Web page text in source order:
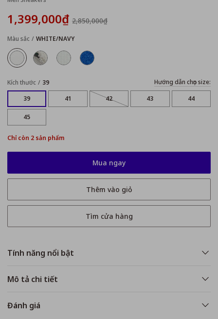
1,399,000₫ 2,850,000₫
Màu sắc WHITE/NAVY
Kích thước 39
Hướng dẫn chọn size:
39
41 42 43 44
45
Chỉ còn 2 sản phẩm
Tính năng nổi bật
Mô tả chi tiết
Đánh giá
Mua ngay
Thêm vào giỏ
Tìm cửa hàng